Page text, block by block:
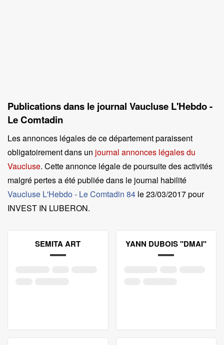
Publications dans le journal Vaucluse L'Hebdo -
Le Comtadin
Les annonces légales de ce département paraissent
obligatoirement dans un journal annonces légales du
Vaucluse. Cette annonce légale de poursuite des activités
malgré pertes a été publiée dans le journal habilité
Vaucluse L'Hebdo - Le Comtadin 84 le23/03/2017 pour
INVEST IN LUBERON.
SEMITA ART YANN DUBOIS "DMAI"